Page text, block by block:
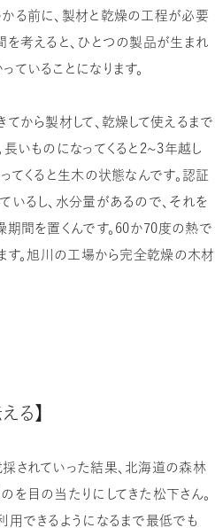
る前に、製材と乾燥の工程が必要
を考えると、ひとつの製品が生まれ
いることになります。
てから製材して、乾燥して使えるまで
いものになってくると2〜3年越し
てくると生木の状態なんです。認証
いるし、水分量があるので、それを
期間を置くんです。60か70度の熱で
す。旭川の工場から完全乾燥の木材
る】
されていった結果、北海道の森林
を目の当たりにしてきた松下さん。
用できるようになるまで最低でも